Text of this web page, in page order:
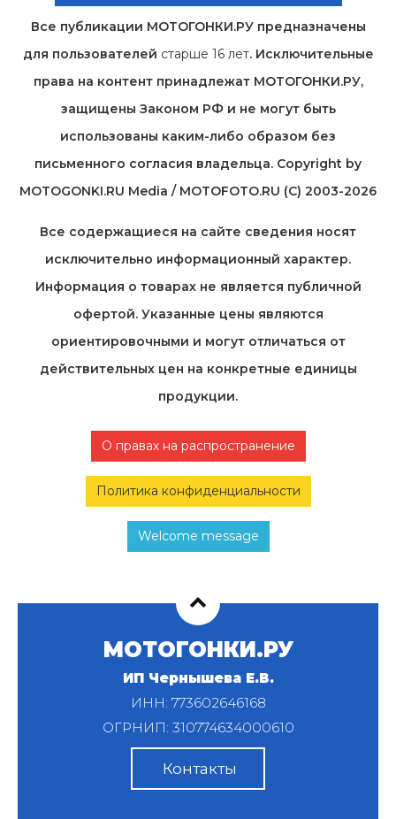
Все публикации МОТОГОНКИ.РУ предназначены
для пользователей старше 16 лет. Исключительные
права на контент принадлежат МОТОГОНКИ.РУ,
защищены Законом РФ и не могут быть
использованы каким-либо образом без
письменного согласия владельца. Copyright by
MOTOGONKI.RU Media / MOTOFOTO.RU (C) 2003-2026
Все содержащиеся на cайте сведения носят
исключительно информационный характер.
Информация о товарах не является публичной
офертой. Указанные цены являются
ориентировочными и могут отличаться от
действительных цен на конкретные единицы
продукции.
О правах на распространение
Политика конфиденциальности
Welcome message
МОТОГОНКИ.РУ
ИП Чернышева Е.В.
ИНН: 773602646168
ОГРНИП: 310774634000610
Контакты